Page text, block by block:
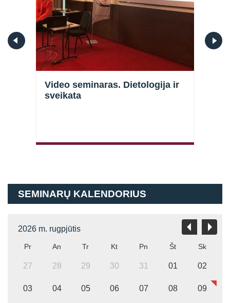
Video seminaras. Dietologija ir
sveikata
SEMINARŲ KALENDORIUS
2026 m. rugpjūtis
Pr An Tr Kt Pn Št Sk
27 28 29 30 31 01 02
03 04 05 06 07 08 09
Prisijungti
Atsiminti mane